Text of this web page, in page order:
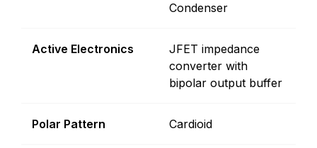
Condenser
Active Electronics
JFET impedance
converter with
bipolar output buffer
Polar Pattern Cardioid